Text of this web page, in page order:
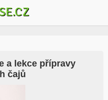
a lekce přípravy
čajů